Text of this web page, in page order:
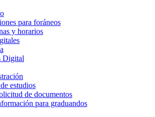
para foráneos
y horarios
Digital
estudios
de documentos
para graduandos